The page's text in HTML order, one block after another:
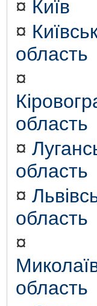
¤ Київ
¤
область
¤
область
¤
область
¤
область
¤
область